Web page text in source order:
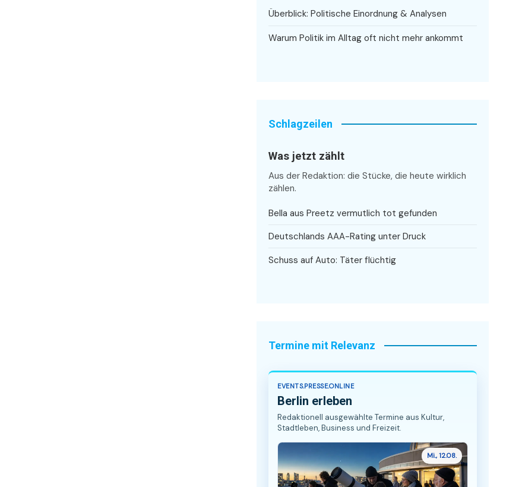
Überblick: Politische Einordnung & Analysen
Warum Politik im Alltag oft nicht mehr ankommt
Schlagzeilen
Was jetzt zählt
Aus der Redaktion: die Stücke, die heute wirklich
zählen.
Bella aus Preetz vermutlich tot gefunden
Deutschlands AAA-Rating unter Druck
Schuss auf Auto: Täter flüchtig
Termine mit Relevanz
EVENTS.PRESSE.ONLINE
Berlin erleben
Redaktionell ausgewählte Termine aus Kultur,
Stadtleben, Business und Freizeit.
Mi., 12.08.